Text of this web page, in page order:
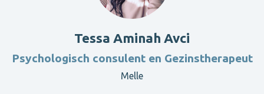
Tessa Aminah Avci
Psychologisch consulent en Gezinstherapeut
Melle